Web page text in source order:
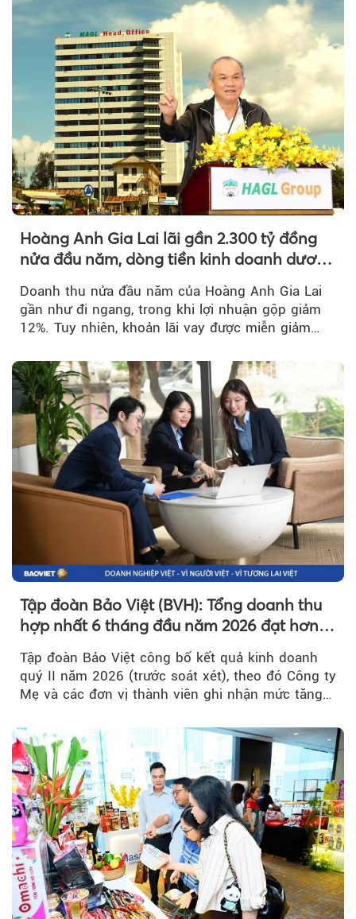
Hoàng Anh Gia Lai lãi gần 2.300 tỷ đồng
nửa đầu năm, dòng tiền kinh doanh dương
Doanh thu nửa đầu năm của Hoàng Anh Gia Lai
gần như đi ngang, trong khi lợi nhuận gộp giảm
12%. Tuy nhiên, khoản lãi vay được miễn giảm
Tập đoàn Bảo Việt (BVH): Tổng doanh thu
hợp nhất 6 tháng đầu năm 2026 đạt hơn
32.000 tỷ đồng, tăng trưởng 9,2%
Tập đoàn Bảo Việt công bố kết quả kinh doanh
quý II năm 2026 (trước soát xét), theo đó Công ty
Mẹ và các đơn vị thành viên ghi nhận mức tăng